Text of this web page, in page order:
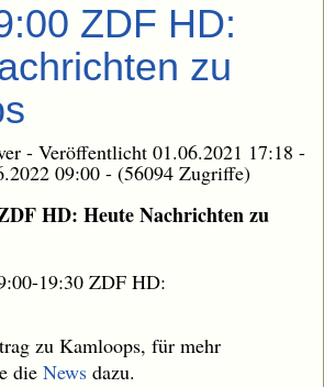
ZDF HD:
zu
- Veröffentlicht 01.06.2021 17:18 -
09:00 - (56094 Zugriffe)
HD: Heute Nachrichten zu
19:30 ZDF HD:
zu Kamloops, für mehr
die News dazu.